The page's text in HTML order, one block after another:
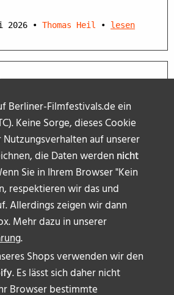
Berliner-Filmfestivals.de ein
Keine Sorge, dieses Cookie
auf unserer
die Daten werden nicht
Sie in Ihrem Browser "Kein
respektieren wir das und
Allerdings zeigen wir dann
Mehr dazu in unserer
.
Shops verwenden wir den
. Es lässt sich daher nicht
Browser bestimmte
2026 • Thomas Heil • lesen